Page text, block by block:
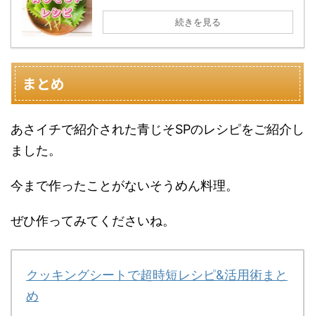
続きを見る
まとめ
あさイチで紹介された青じそSPのレシピをご紹介し
ました。
今まで作ったことがないそうめん料理。
ぜひ作ってみてくださいね。
クッキングシートで超時短レシピ&活用術まと
め